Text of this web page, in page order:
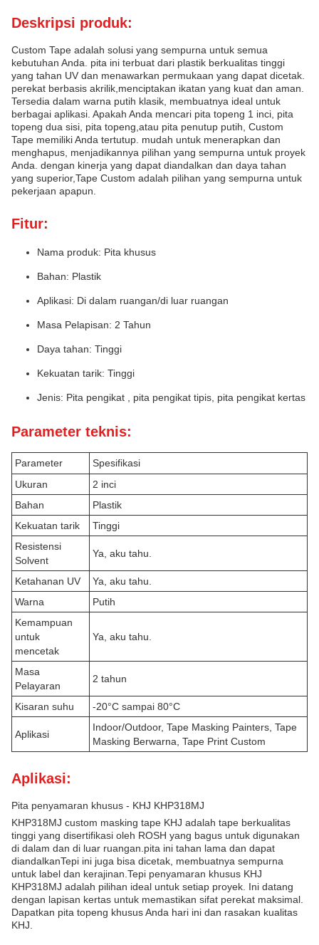
Deskripsi produk:
Custom Tape adalah solusi yang sempurna untuk semua
kebutuhan Anda. pita ini terbuat dari plastik berkualitas tinggi
yang tahan UV dan menawarkan permukaan yang dapat dicetak.
perekat berbasis akrilik,menciptakan ikatan yang kuat dan aman.
Tersedia dalam warna putih klasik, membuatnya ideal untuk
berbagai aplikasi. Apakah Anda mencari pita topeng 1 inci, pita
topeng dua sisi, pita topeng,atau pita penutup putih, Custom
Tape memiliki Anda tertutup. mudah untuk menerapkan dan
menghapus, menjadikannya pilihan yang sempurna untuk proyek
Anda. dengan kinerja yang dapat diandalkan dan daya tahan
yang superior,Tape Custom adalah pilihan yang sempurna untuk
pekerjaan apapun.
Fitur:
Nama produk: Pita khusus
Bahan: Plastik
Aplikasi: Di dalam ruangan/di luar ruangan
Masa Pelapisan: 2 Tahun
Daya tahan: Tinggi
Kekuatan tarik: Tinggi
Jenis: Pita pengikat , pita pengikat tipis, pita pengikat kertas
Parameter teknis:
Parameter
Spesifikasi
Ukuran
2 inci
Bahan
Plastik
Kekuatan tarik
Tinggi
Resistensi
Solvent
Ya, aku tahu.
Ketahanan UV
Ya, aku tahu.
Warna
Putih
Kemampuan
untuk
mencetak
Ya, aku tahu.
Masa
Pelayaran
2 tahun
Kisaran suhu -20°C sampai 80°C
Aplikasi
Indoor/Outdoor, Tape Masking Painters, Tape
Masking Berwarna, Tape Print Custom
Aplikasi:
Pita penyamaran khusus - KHJ KHP318MJ
KHP318MJ custom masking tape KHJ adalah tape berkualitas
tinggi yang disertifikasi oleh ROSH yang bagus untuk digunakan
di dalam dan di luar ruangan.pita ini tahan lama dan dapat
diandalkanTepi ini juga bisa dicetak, membuatnya sempurna
untuk label dan kerajinan.Tepi penyamaran khusus KHJ
KHP318MJ adalah pilihan ideal untuk setiap proyek. Ini datang
dengan lapisan kertas untuk memastikan sifat perekat maksimal.
Dapatkan pita topeng khusus Anda hari ini dan rasakan kualitas
KHJ.